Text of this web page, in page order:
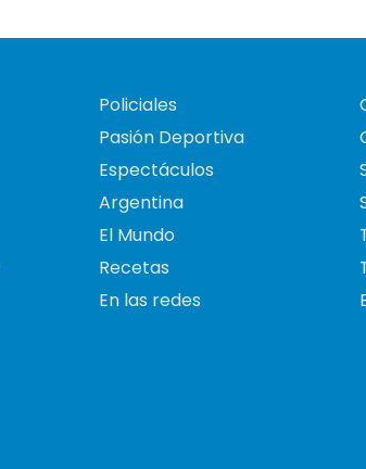
Policiales
Pasión Deportiva
Espectáculos
Argentina
El Mundo
Recetas
En las redes